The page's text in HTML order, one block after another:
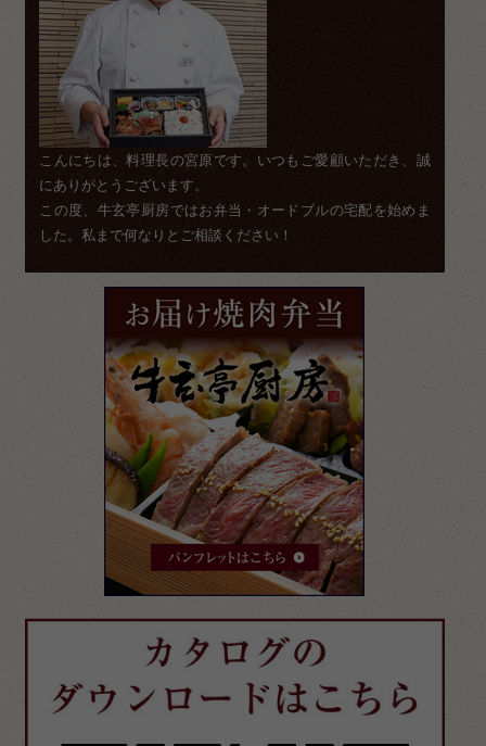
こんにちは、料理長の宮原です。いつもご愛顧いただき、誠
にありがとうございます。
この度、牛玄亭厨房ではお弁当・オードブルの宅配を始めま
した。私まで何なりとご相談ください！